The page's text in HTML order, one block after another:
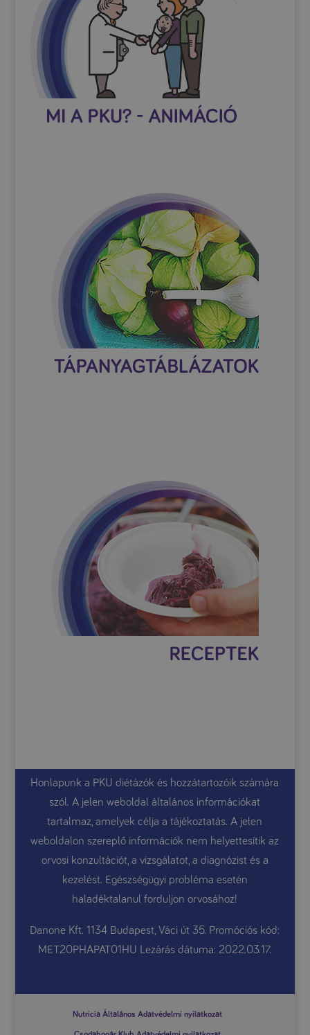
Honlapunk a PKU diétázók és hozzátartozóik számára
szól. A jelen weboldal általános információkat
tartalmaz, amelyek célja a tájékoztatás. A jelen
weboldalon szereplő információk nem helyettesítik az
orvosi konzultációt, a vizsgálatot, a diagnózist és a
kezelést. Egészségügyi probléma esetén
haladéktalanul forduljon orvosához!
Danone Kft. 1134 Budapest, Váci út 35. Promóciós kód:
MET20PHAPAT01HU Lezárás dátuma: 2022.03.17.
Nutricia Általános Adatvédelmi nyilatkozat